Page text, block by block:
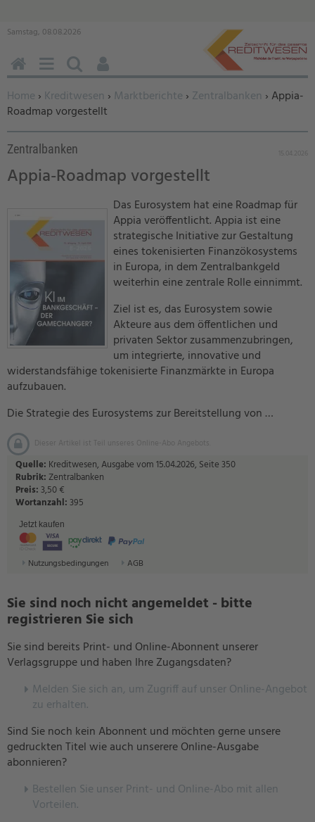
Samstag, 08.08.2026
Sie befinden sich hier:
Home › Kreditwesen › Marktberichte › Zentralbanken › Appia-
Roadmap vorgestellt
Zentralbanken 15.04.2026
Appia-Roadmap vorgestellt
Das Eurosystem hat eine Roadmap für
Appia veröffentlicht. Appia ist eine
strategische Initiative zur Gestaltung
eines tokenisierten Finanzökosystems
in Europa, in dem Zentralbankgeld
weiterhin eine zentrale Rolle einnimmt.
Ziel ist es, das Eurosystem sowie
Akteure aus dem öffentlichen und
privaten Sektor zusammenzubringen,
um integrierte, innovative und
widerstandsfähige tokenisierte Finanzmärkte in Europa
aufzubauen.
Die Strategie des Eurosystems zur Bereitstellung von …
Dieser Artikel ist Teil unseres Online-Abo Angebots.
Quelle: Kreditwesen, Ausgabe vom 15.04.2026, Seite 350
Rubrik:Zentralbanken
Preis:3,50 €
Wortanzahl:395
Jetzt kaufen
Nutzungsbedingungen AGB
Sie sind noch nicht angemeldet - bitte
registrieren Sie sich
Sie sind bereits Print- und Online-Abonnent unserer
Verlagsgruppe und haben Ihre Zugangsdaten?
Melden Sie sich an, um Zugriff auf unser Online-Angebot
zu erhalten.
Sind Sie noch kein Abonnent und möchten gerne unsere
gedruckten Titel wie auch unserere Online-Ausgabe
abonnieren?
Bestellen Sie unser Print- und Online-Abo mit allen
Vorteilen.
HOMEMENÜSUCHEN
BENUTZERFUNKTIONEN